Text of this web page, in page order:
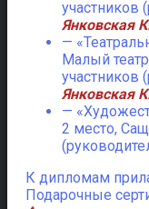
участников
Янковская
—
Малый
участников
Янковская
—
2 место,
К дипломам
Подарочные